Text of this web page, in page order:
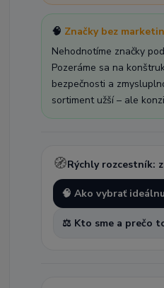
🧠 Značky bez
Nehodnotíme značky
Pozeráme sa na
bezpečnosti a
sortiment užší – ale
🧭Rýchly rozcestník:
🧠 Ako vybrať
⚖️ Kto sme a prečo